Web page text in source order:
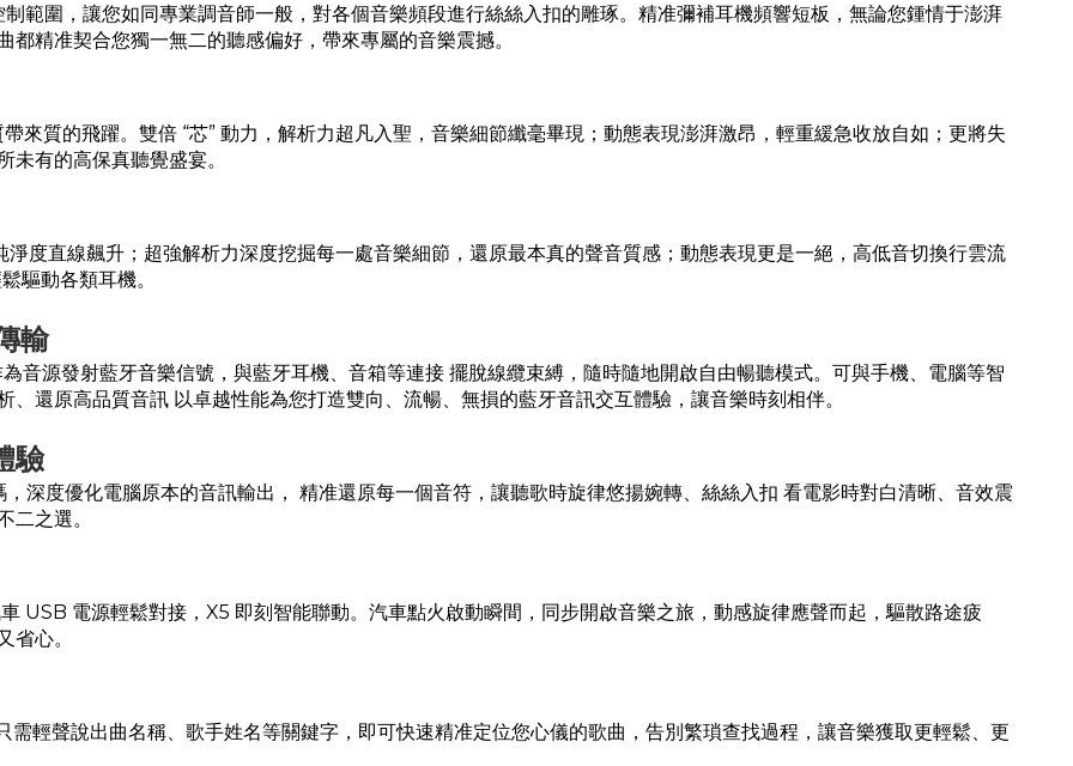
範圍，讓您如同專業調音師一般，對各個音樂頻段進行絲絲入扣的雕琢。精准彌補耳機頻響短板，無論您鍾情于澎湃
精准契合您獨一無二的聽感偏好，帶來專屬的音樂震撼。
來質的飛躍。雙倍 “芯” 動力，解析力超凡入聖，音樂細節纖毫畢現；動態表現澎湃激昂，輕重緩急收放自如；更將失
有的高保真聽覺盛宴。
度直線飆升；超強解析力深度挖掘每一處音樂細節，還原最本真的聲音質感；動態表現更是一絕，高低音切換行雲流
驅動各類耳機。
輸
音源發射藍牙音樂信號，與藍牙耳機、音箱等連接 擺脫線纜束縛，隨時隨地開啟自由暢聽模式。可與手機、電腦等智
還原高品質音訊 以卓越性能為您打造雙向、流暢、無損的藍牙音訊交互體驗，讓音樂時刻相伴。
驗
深度優化電腦原本的音訊輸出， 精准還原每一個音符，讓聽歌時旋律悠揚婉轉、絲絲入扣 看電影時對白清晰、音效震
二之選。
USB 電源輕鬆對接，X5 即刻智能聯動。汽車點火啟動瞬間，同步開啟音樂之旅，動感旋律應聲而起，驅散路途疲
省心。
輕聲說出曲名稱、歌手姓名等關鍵字，即可快速精准定位您心儀的歌曲，告別繁瑣查找過程，讓音樂獲取更輕鬆、更